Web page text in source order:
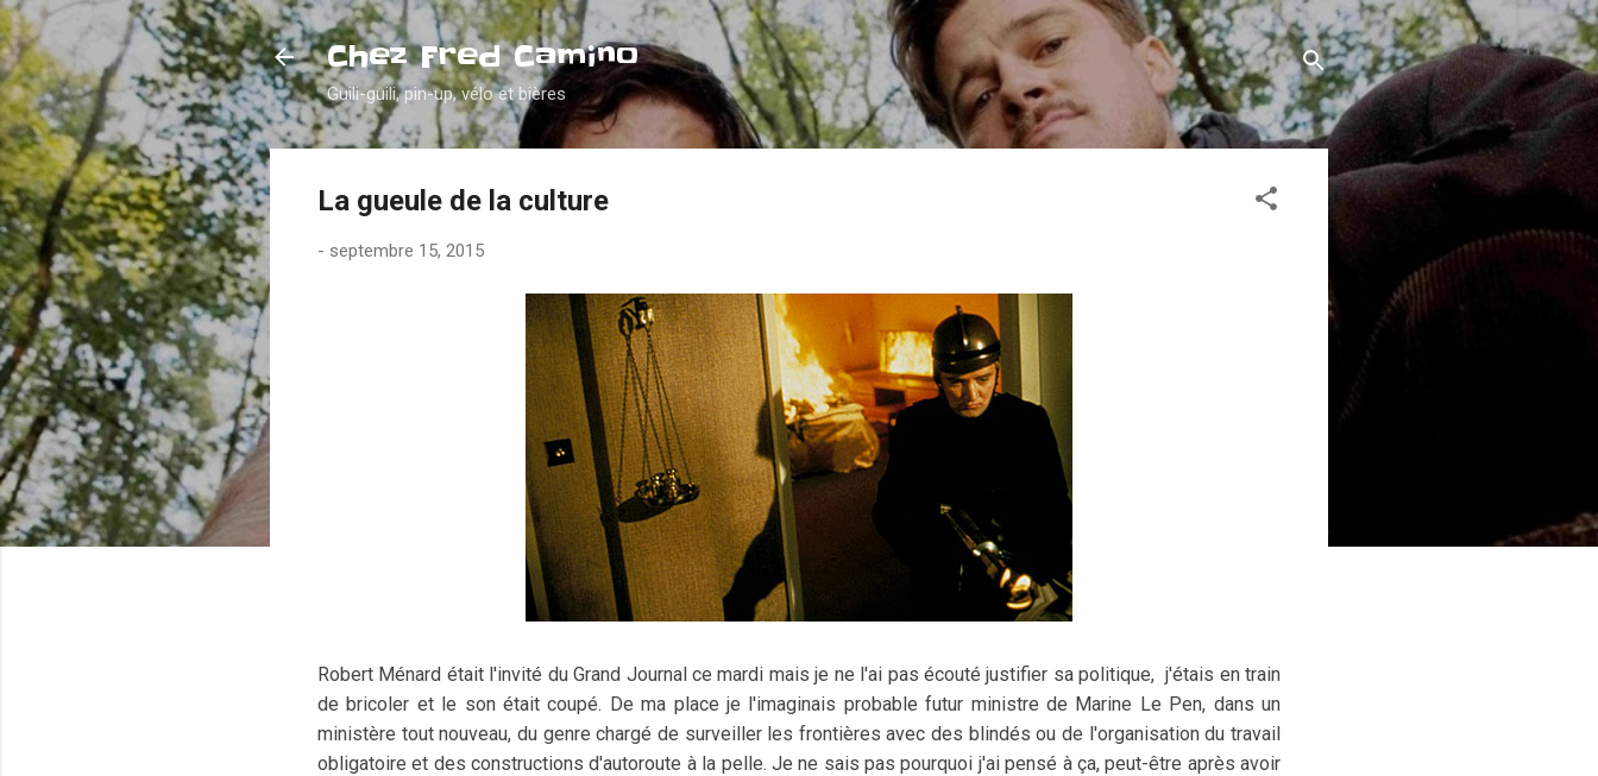
Accéder au contenu principal
Chez Fred Camino
Guili-guili, pin-up, vélo et bières
La gueule de la culture
- septembre 15, 2015
Robert Ménard était l'invité du Grand Journal ce mardi mais je ne l'ai pas écouté justifier sa politique, j'étais en train
de bricoler et le son était coupé. De ma place je l'imaginais probable futur ministre de Marine Le Pen, dans un
ministère tout nouveau, du genre chargé de surveiller les frontières avec des blindés ou de l'organisation du travail
obligatoire et des constructions d'autoroute à la pelle. Je ne sais pas pourquoi j'ai pensé à ça, peut-être après avoir